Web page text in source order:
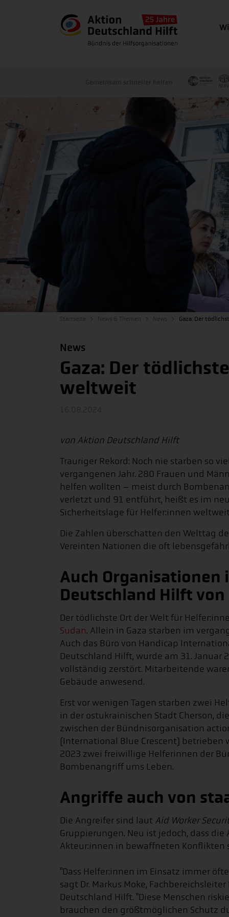
Gaza: Der
News
Gaza: Der
weltweit
von Aktion Deutschland Hilft
Trauriger Rekord: Noch nie starben so
vergangenen Jahr. 280 Frauen und
helfen wollten – meist durch
verletzt und 91 entführt, heißt es im
Sicherheitslage für Helfer:innen
Die Zahlen überschatten den Welttag
Vereinten Nationen die oft
Auch Organisationen
Deutschland Hilft
Der tödlichste Ort der Welt für
Sudan. Allein in Gaza starben im
Auch das Büro von Handicap
Deutschland Hilft, wurde am 31.
vollständig zerstört. Mitarbeitende
Gebäude anwesend.
Erst vor wenigen Tagen starben zwei
in der ostukrainischen Stadt Cherson,
zwischen der Bündnisorganisation
(International Blue Crescent) betrieben
2023 zwei freiwillige Helferinnen der
Bombenangriff ums Leben.
Angriffe auch von
Die Angreifer sind laut Aid Worker
Gruppierungen. Neu ist jedoch, dass
Akteur:innen in bewaffneten Konflikten
"Dass Helfer:innen im Einsatz immer
sagt Dr. Markus Moke,
Deutschland Hilft. "Diese Menschen
brauchen den größtmöglichen Schutz